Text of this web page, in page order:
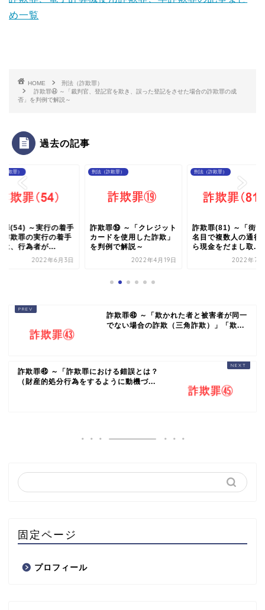
め一覧
HOME
刑法（詐欺罪）
詐欺罪㊹ ～「裁判官、登記官を欺き、誤った登記をさせた場合の詐欺罪の成
否」を判例で解説～
過去の記事
詐欺罪）
罪(54) ～実行の着手
欺罪の実行の着手
は、行為者が...
2022年6月3日
刑法（詐欺罪）
詐欺罪⑲ ～「クレジット
カードを使用した詐欺」
を判例で解説～
2022年4月19日
刑法（詐欺罪）
詐欺罪(81) ～「街頭
名目で複数人の通行
ら現金をだまし取...
2022年7
詐欺罪㊸ ～「欺かれた者と被害者が同一
でない場合の詐欺（三角詐欺）」「欺...
詐欺罪㊺ ～「詐欺罪における錯誤とは？
（財産的処分行為をするように動機づ...
固定ページ
プロフィール